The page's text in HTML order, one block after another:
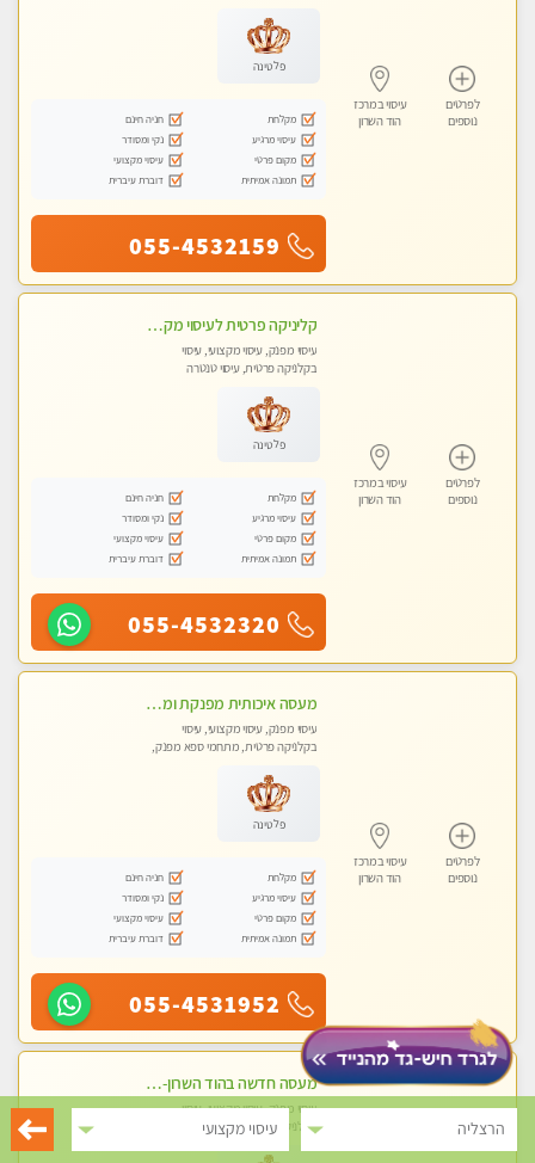
הרצליה עיסוי מקצועי
לפרטים
נוספים
עיסוי במרכז
הוד השרון
פלטינה
מקלחת
חניה חינם
עיסוי מרגיע
נקי ומסודר
מקום פרטי
עיסוי מקצועי
תמונה אמיתית
דוברת עיברית
055-4532159
לפרטים
נוספים
עיסוי במרכז
הוד השרון
קליניקה פרטית לעיסוי מקצועי ואלטרנטיבי ברמה גבוהה VIP תתקשר ..... highly recommended..new in the city
עיסוי מפנק, עיסוי מקצועי, עיסוי
בקלניקה פרטית, עיסוי טנטרה
פלטינה
מקלחת
חניה חינם
עיסוי מרגיע
נקי ומסודר
מקום פרטי
עיסוי מקצועי
תמונה אמיתית
דוברת עיברית
055-4532320
לפרטים
נוספים
עיסוי במרכז
הוד השרון
מעסה איכותית מפנקת ומקצועית
עיסוי מפנק, עיסוי מקצועי, עיסוי
בקלניקה פרטית, מתחמי ספא מפנק,
פלטינה
מקלחת
חניה חינם
עיסוי מרגיע
נקי ומסודר
מקום פרטי
עיסוי מקצועי
תמונה אמיתית
דוברת עיברית
055-4531952
מעסה חדשה בהוד השרון-מוזמן לחוויה בלתי נשכחת!!!עיסוי מפנק ביותר במקום פרטי לחלוטין
עיסוי מפנק, עיסוי מקצועי, עיסוי
בקלניקה פרטית, מתחמי ספא מפנק,